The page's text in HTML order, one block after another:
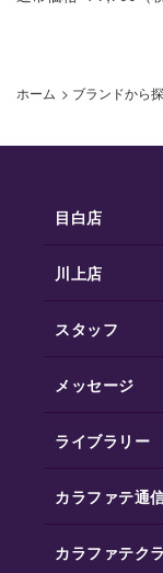
ホーム > ブランドから
目白店
川上店
スタッフ
メッセージ
ライブラリー
カラファテ通
カラファテク